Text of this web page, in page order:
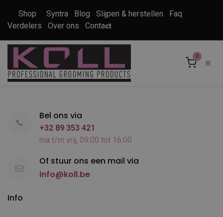
Shop Syntra Blog Slijpen & herstellen
Faq
Verdelers
Over ons Contact
0
Info
Bel ons via
+32 89 353 421
ma t/m vrij, 09:00 tot 16:00
Of stuur ons een mail via
info@koll.be